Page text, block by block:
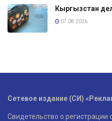
Кыргызстан
07.08.2026
Сетевое издание (СИ)
Свидетельство о регистрации